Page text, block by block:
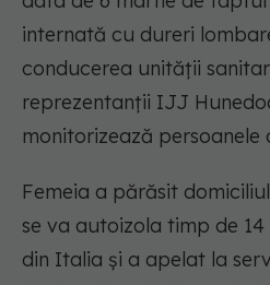
internată cu dureri
conducerea unităţii
reprezentanţii IJJ
monitorizează persoanele
Femeia a părăsit
se va autoizola timp de
din Italia şi a apelat la